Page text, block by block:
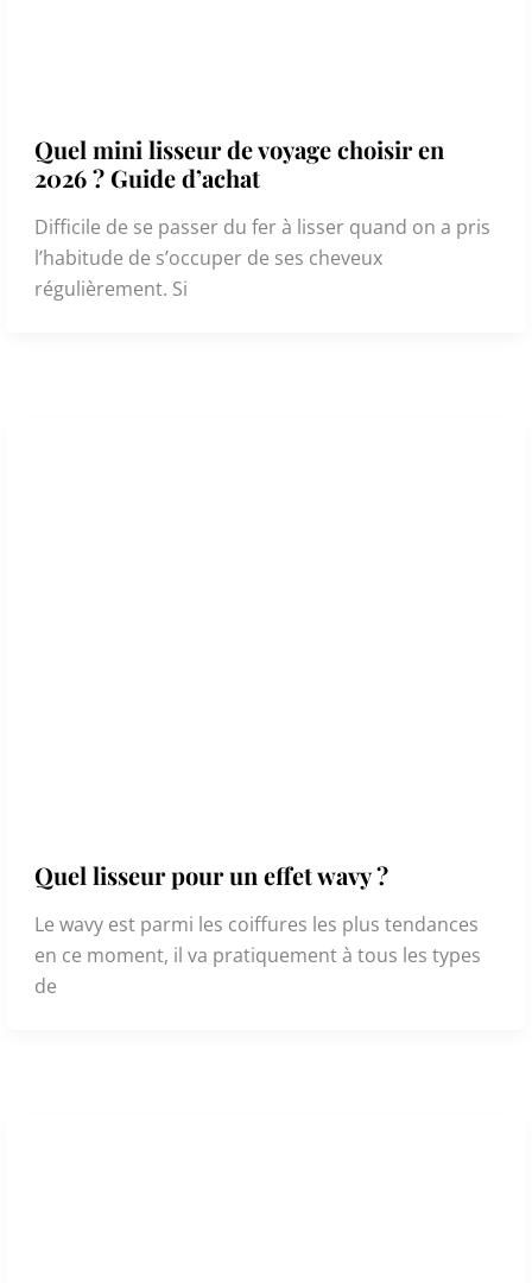
Quel mini lisseur de voyage choisir en
2026 ? Guide d’achat
Difficile de se passer du fer à lisser quand on a pris
l’habitude de s’occuper de ses cheveux
régulièrement. Si
Quel lisseur pour un effet wavy ?
Le wavy est parmi les coiffures les plus tendances
en ce moment, il va pratiquement à tous les types
de